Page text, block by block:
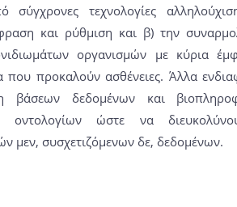
τεχνολογίες
και ρύθμιση και β) την
οργανισμών με κύρια
προκαλούν ασθένειες. Άλλα
βάσεων δεδομένων και
οντολογίων ώστε να
μεν, συσχετιζόμενων δε, δεδομένων.